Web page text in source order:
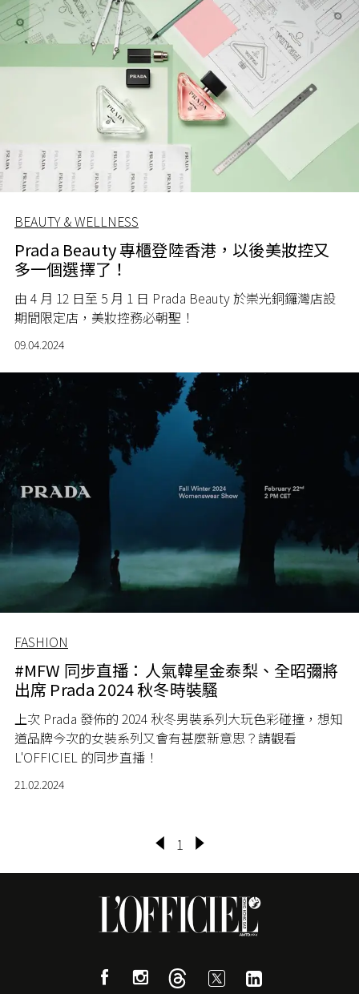
BEAUTY & WELLNESS
Prada Beauty 專櫃登陸香港，以後美妝控又
多一個選擇了！
由 4 月 12 日至 5 月 1 日 Prada Beauty 於崇光銅鑼灣店設
期間限定店，美妝控務必朝聖！
09.04.2024
FASHION
#MFW 同步直播：人氣韓星金泰梨、全昭彌將
出席 Prada 2024 秋冬時裝騷
上次 Prada 發佈的 2024 秋冬男裝系列大玩色彩碰撞，想知
道品牌今次的女裝系列又會有甚麼新意思？請觀看
L'OFFICIEL 的同步直播！
21.02.2024
1